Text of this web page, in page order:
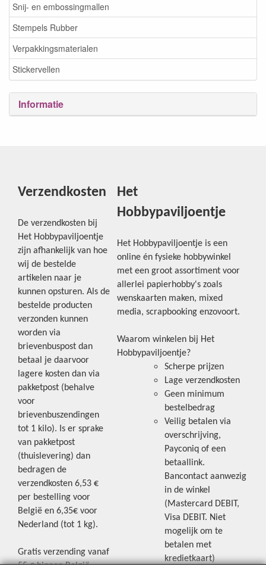
Snij- en embossingmallen
Stempels Rubber
Verpakkingsmaterialen
Stickervellen
Informatie
Verzendkosten
De verzendkosten bij
Het Hobbypaviljoentje
zijn afhankelijk van hoe
wij de bestelde
artikelen naar je
kunnen opsturen. Als de
bestelde producten
verzonden kunnen
worden via
brievenbuspost dan
betaal je daarvoor
lagere kosten dan via
pakketpost (behalve
voor
brievenbuszendingen
tot 1 kilo). Is er sprake
van pakketpost
(thuislevering) dan
bedragen de
verzendkosten 6,53 €
per bestelling voor
België en 6,35€ voor
Nederland (tot 1 kg).
Gratis verzending vanaf
55 € binnen België.
Het
Hobbypaviljoentje
Het Hobbypaviljoentje is een
online én fysieke hobbywinkel
met een groot assortiment voor
allerlei papierhobby's zoals
wenskaarten maken, mixed
media, scrapbooking enzovoort.
Waarom winkelen bij Het
Hobbypaviljoentje?
Scherpe prijzen
Lage verzendkosten
Geen minimum
bestelbedrag
Veilig betalen via
overschrijving,
Payconiq of een
betaallink.
Bancontact aanwezig
in de winkel
(Mastercard DEBIT,
Visa DEBIT. Niet
mogelijk om te
betalen met
kredietkaart)